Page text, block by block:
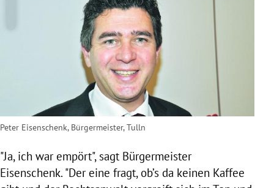
Peter Eisenschenk, Bürgermeister, Tulln
"Ja, ich war empört", sagt Bürgermeister
Eisenschenk. "Der eine fragt, ob’s da keinen Kaffee